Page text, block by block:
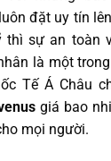
đặt uy tín
thì sự an toàn
là một
Tế Á Châu
giá bao
mọi người.